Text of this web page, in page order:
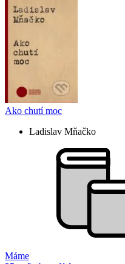
Ako chutí moc
Ladislav Mňačko
Máme